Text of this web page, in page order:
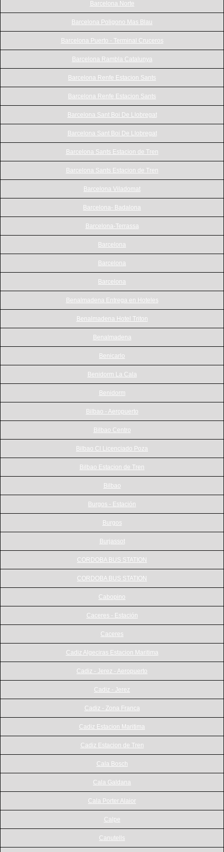
Barcelona Norte
Barcelona Poligono Mas Blau
Barcelona Puerto - Terminal Cruceros
Barcelona Rambla Catalunya
Barcelona Renfe Estacion Sants
Barcelona Renfe Estacion Sants
Barcelona Sant Boi De Llobregat
Barcelona Sant Boi De Llobregat
Barcelona Sants Estacion de Tren
Barcelona Sants Estacion de Tren
Barcelona Viladomat
Barcelona- Badalona
Barcelona-Terrassa
Barcelona
Barcelona
Barcelona
Benalmadena Entrega en Hoteles
Benalmadena Hotel Triton
Benalmadena
Benicarlo
Benidorm La Cala
Benidorm
Bilbao - Aeropuerto
Bilbao Centro
Bilbao Cl Licenciado Poza
Bilbao Estacion de Tren
Bilbao
Burgos - Estación
Burgos
Burjassot
CORDOBA BUS STATION
CORDOBA BUS STATION
Cabopino
Caceres - Estación
Caceres
Cadiz Algeciras Estacion Maritima
Cadiz - Jerez - Aeropuerto
Cadiz - Jerez
Cadiz - Zona Franca
Cadiz Estacion Maritima
Cadiz Estacion de Tren
Cala Bosch
Cala Galdana
Cala Porter Alaior
Calpe
Canutells